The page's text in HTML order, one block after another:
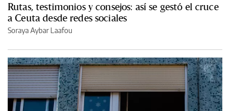
Rutas, testimonios y consejos: así se gestó el cruce
a Ceuta desde redes sociales
Soraya Aybar Laafou